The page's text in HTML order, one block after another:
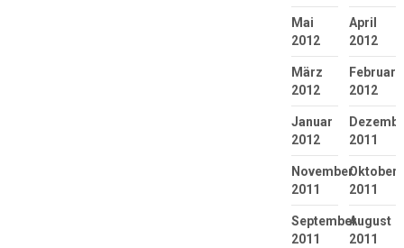
Mai
2012
April
2012
März
2012
Februar
2012
Januar
2012
2011
November
2011
Oktober
2011
September
2011
August
2011